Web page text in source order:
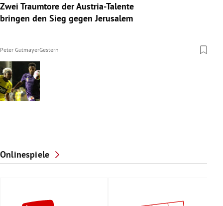
Zwei Traumtore der Austria-Talente
bringen den Sieg gegen Jerusalem
Peter GutmayerGestern
Onlinespiele